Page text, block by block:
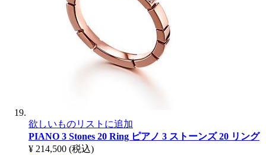
欲しいものリストに追加
PIANO 3 Stones 20 Ring ピアノ 3 ストーンズ 20 リング
¥ 214,500 (税込)